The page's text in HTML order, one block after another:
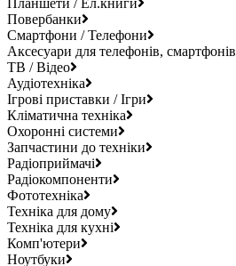
Повербанки
Смартфони / Телефони
Аксесуари для телефонів, смартфонів
ТВ / Відео
Аудіотехніка
Ігрові приставки / Ігри
Кліматична техніка
Охоронні системи
Запчастини до техніки
Радіоприймачі
Радіокомпоненти
Фототехніка
Техніка для дому
Техніка для кухні
Комп'ютери
Ноутбуки